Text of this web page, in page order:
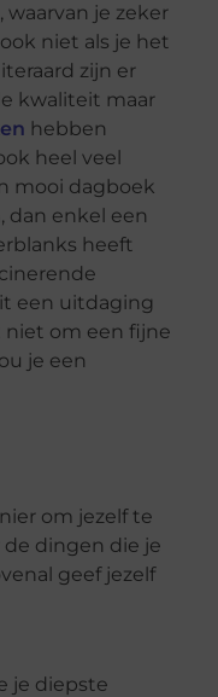
waarvan je zeker
niet als je het
zijn er
kwaliteit maar
hebben
heel veel
mooi dagboek
dan enkel een
heeft
een uitdaging
niet om een fijne
je een
om jezelf te
de dingen die je
geef jezelf
je diepste